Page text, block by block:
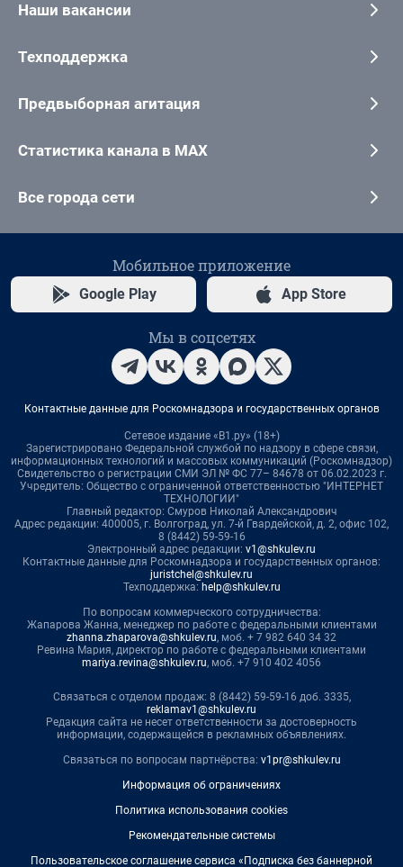
Наши вакансии
Техподдержка
Предвыборная агитация
Статистика канала в MAX
Все города сети
Мобильное приложение
Google Play App Store
Мы в соцсетях
Контактные данные для Роскомнадзора и государственных органов
Сетевое издание «В1.ру» (18+)
Зарегистрировано Федеральной службой по надзору в сфере связи,
информационных технологий и массовых коммуникаций (Роскомнадзор)
Свидетельство о регистрации СМИ ЭЛ № ФС 77– 84678 от 06.02.2023 г.
Учредитель: Общество с ограниченной ответственностью "ИНТЕРНЕТ
ТЕХНОЛОГИИ"
Главный редактор: Смуров Николай Александрович
Адрес редакции: 400005, г. Волгоград, ул. 7-й Гвардейской, д. 2, офис 102,
8 (8442) 59-59-16
Электронный адрес редакции: v1@shkulev.ru
Контактные данные для Роскомнадзора и государственных органов:
juristchel@shkulev.ru
Техподдержка: help@shkulev.ru
По вопросам коммерческого сотрудничества:
Жапарова Жанна, менеджер по работе с федеральными клиентами
zhanna.zhaparova@shkulev.ru, моб. + 7 982 640 34 32
Ревина Мария, директор по работе с федеральными клиентами
mariya.revina@shkulev.ru, моб. +7 910 402 4056
Связаться с отделом продаж: 8 (8442) 59-59-16 доб. 3335,
reklamav1@shkulev.ru
Редакция сайта не несет ответственности за достоверность
информации, содержащейся в рекламных объявлениях.
Связаться по вопросам партнёрства: v1pr@shkulev.ru
Информация об ограничениях
Политика использования cookies
Рекомендательные системы
Пользовательское соглашение сервиса «Подписка без баннерной